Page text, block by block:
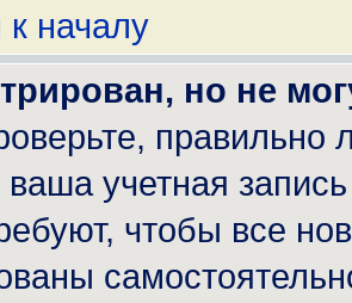
к началу
но не
правильно
учетная
чтобы все